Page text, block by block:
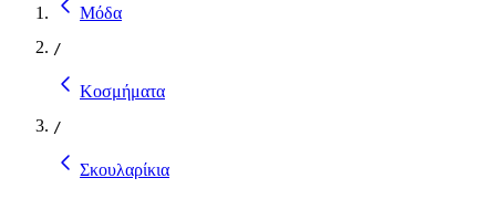
Μόδα
/
Κοσμήματα
/
Σκουλαρίκια